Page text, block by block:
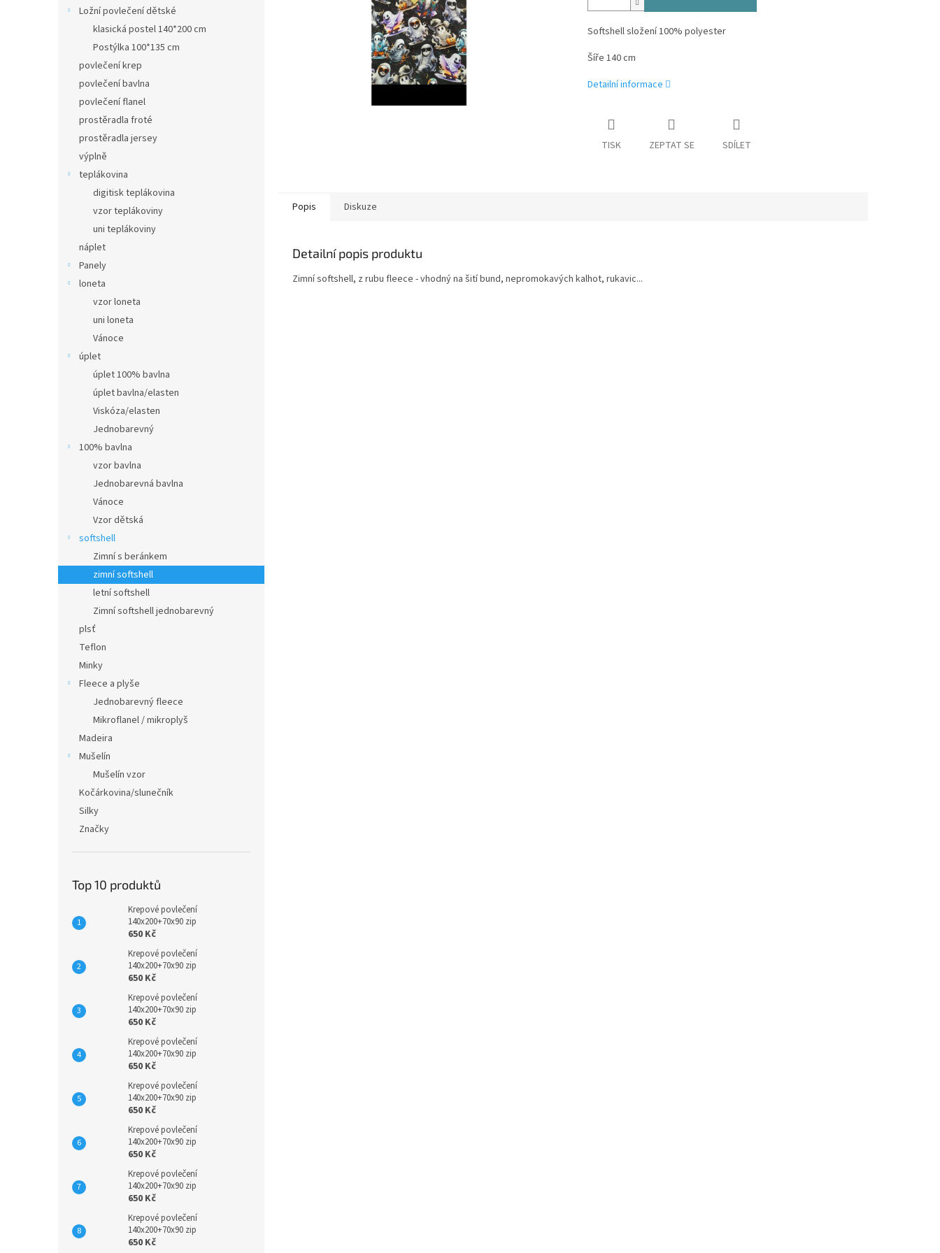
Ložní povlečení dětské
klasická postel 140*200 cm
Postýlka 100*135 cm
povlečení krep
povlečení bavlna
povlečení flanel
prostěradla froté
prostěradla jersey
výplně
teplákovina
digitisk teplákovina
vzor teplákoviny
uni teplákoviny
náplet
Panely
loneta
vzor loneta
uni loneta
Vánoce
úplet
úplet 100% bavlna
úplet bavlna/elasten
Viskóza/elasten
Jednobarevný
100% bavlna
vzor bavlna
Jednobarevná bavlna
Vánoce
Vzor dětská
softshell
Zimní s beránkem
zimní softshell
letní softshell
Zimní softshell jednobarevný
plsť
Teflon
Minky
Fleece a plyše
Jednobarevný fleece
Mikroflanel / mikroplyš
Madeira
Mušelín
Mušelín vzor
Kočárkovina/slunečník
Silky
Značky
Top 10 produktů
Krepové povlečení
140x200+70x90 zip
650 Kč
Krepové povlečení
140x200+70x90 zip
650 Kč
Krepové povlečení
140x200+70x90 zip
650 Kč
Krepové povlečení
140x200+70x90 zip
650 Kč
Krepové povlečení
140x200+70x90 zip
650 Kč
Krepové povlečení
140x200+70x90 zip
650 Kč
Krepové povlečení
140x200+70x90 zip
650 Kč
Krepové povlečení
140x200+70x90 zip
650 Kč
Softshell složení 100% polyester
Šíře 140 cm
Detailní informace
TISK ZEPTAT SE SDÍLET
Popis Diskuze
Detailní popis produktu
Zimní softshell, z rubu fleece - vhodný na šití bund, nepromokavých kalhot, rukavic...